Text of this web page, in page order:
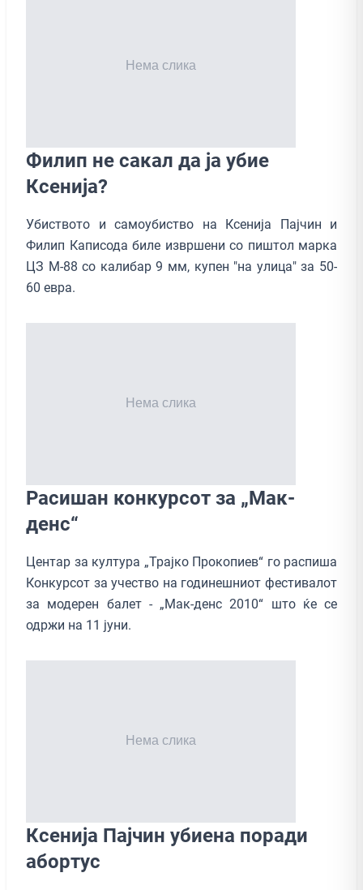
Филип не сакал да ја убие
Ксенија?
Убиството и самоубиство на Ксенија Пајчин и
Филип Каписода билe извршени со пиштол марка
ЦЗ М-88 со калибар 9 мм, купен "на улица" за 50-
60 евра.
Расишан конкурсот за „Мак-
денс“
Центар за култура „Трајко Прокопиев“ го распиша
Конкурсот за учество на годинешниот фестивалот
за модерен балет - „Мак-денс 2010“ што ќе се
одржи на 11 јуни.
Ксенија Пајчин убиена поради
абортус